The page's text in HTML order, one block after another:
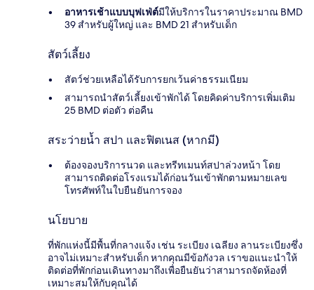
อาหารเช้าแบบบุฟเฟ่ต์มีให้บริการในราคาประมาณ BMD
39 สำหรับผู้ใหญ่ และ BMD 21 สำหรับเด็ก
สัตว์เลี้ยง
สัตว์ช่วยเหลือได้รับการยกเว้นค่าธรรมเนียม
สามารถนำสัตว์เลี้ยงเข้าพักได้ โดยคิดค่าบริการเพิ่มเติม
25 BMD ต่อตัว ต่อคืน
สระว่ายน้ำ สปา และฟิตเนส (หากมี)
ต้องจองบริการนวด และทรีทเมนท์สปาล่วงหน้า โดย
สามารถติดต่อโรงแรมได้ก่อนวันเข้าพักตามหมายเลข
โทรศัพท์ในใบยืนยันการจอง
นโยบาย
ที่พักแห่งนี้มีพื้นที่กลางแจ้ง เช่น ระเบียง เฉลียง ลานระเบียงซึ่ง
อาจไม่เหมาะสำหรับเด็ก หากคุณมีข้อกังวล เราขอแนะนำให้
ติดต่อที่พักก่อนเดินทางมาถึงเพื่อยืนยันว่าสามารถจัดห้องที่
เหมาะสมให้กับคุณได้